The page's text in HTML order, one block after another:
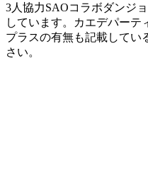
3人協力SAOコラボダンジ
しています。カエデパーテ
プラスの有無も記載してい
さい。